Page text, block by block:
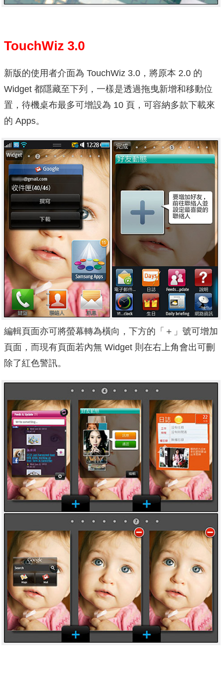
TouchWiz 3.0
新版的使用者介面為 TouchWiz 3.0，將原本 2.0 的
Widget 都隱藏至下列，一樣是透過拖曳新增和移動位
置，待機桌布最多可增設為 10 頁，可容納多款下載來
的 Apps。
編輯頁面亦可將螢幕轉為橫向，下方的「＋」號可增加
頁面，而現有頁面若內無 Widget 則在右上角會出可刪
除了紅色警訊。